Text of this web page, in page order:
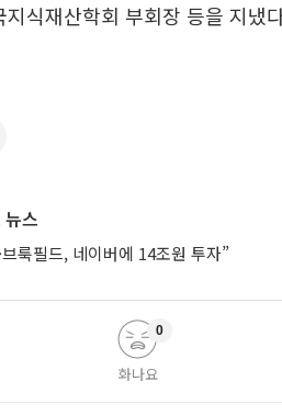
식재산학회 부회장 등을 지냈
스
룩필드, 네이버에 14조원 투자”
화나요
0